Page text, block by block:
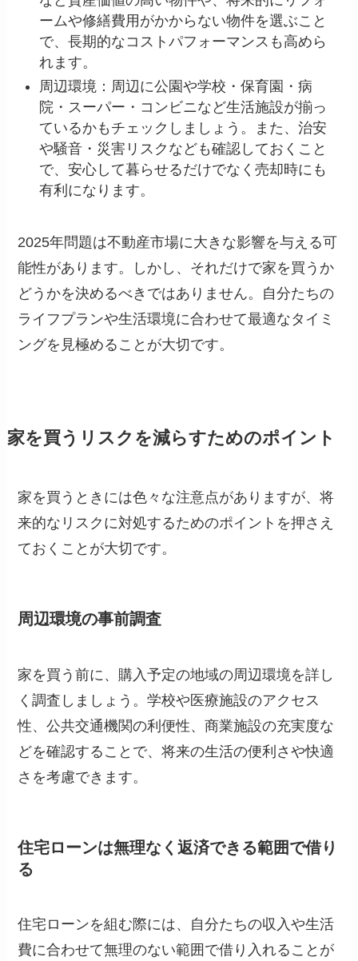
ームや修繕費用がかからない物件を選ぶこと
で、長期的なコストパフォーマンスも高めら
れます。
周辺環境：周辺に公園や学校・保育園・病
院・スーパー・コンビニなど生活施設が揃っ
ているかもチェックしましょう。また、治安
や騒音・災害リスクなども確認しておくこと
で、安心して暮らせるだけでなく売却時にも
有利になります。
2025年問題は不動産市場に大きな影響を与える可
能性があります。しかし、それだけで家を買うか
どうかを決めるべきではありません。自分たちの
ライフプランや生活環境に合わせて最適なタイミ
ングを見極めることが大切です。
家を買うリスクを減らすためのポイント
家を買うときには色々な注意点がありますが、将
来的なリスクに対処するためのポイントを押さえ
ておくことが大切です。
周辺環境の事前調査
家を買う前に、購入予定の地域の周辺環境を詳し
く調査しましょう。学校や医療施設のアクセス
性、公共交通機関の利便性、商業施設の充実度な
どを確認することで、将来の生活の便利さや快適
さを考慮できます。
住宅ローンは無理なく返済できる範囲で借り
る
住宅ローンを組む際には、自分たちの収入や生活
費に合わせて無理のない範囲で借り入れることが